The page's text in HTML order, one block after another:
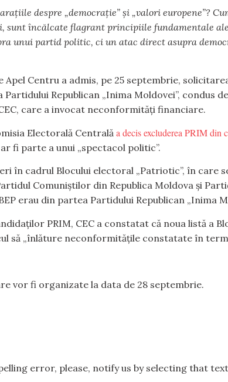
despre „democrație” și „valori europene”?
sunt încălcate flagrant principiile fundamentale
unui partid politic, ci un atac direct asupra
Apel Centru a admis, pe 25 septembrie,
Republican „Inima Moldovei”, condus
care a invocat neconformități financiare.
Electorală Centrală a decis excluderea PRIM din
ar fi parte a unui „spectacol politic”.
în cadrul Blocului electoral „Patriotic”, în care
Comuniștilor din Republica Moldova și
erau din partea Partidului Republican „Inima
PRIM, CEC a constatat că noua listă a
să „înlăture neconformitățile constatate în
vor fi organizate la data de 28 septembrie.
error, please, notify us by selecting that